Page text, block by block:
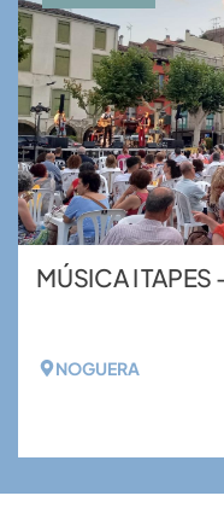
MÚSICA I
NOGUERA